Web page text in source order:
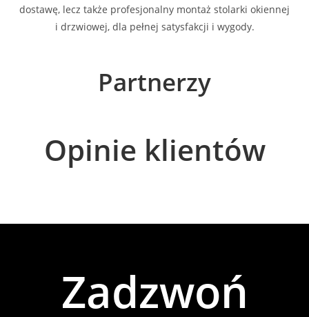
dostawę, lecz także profesjonalny montaż stolarki okiennej
i drzwiowej, dla pełnej satysfakcji i wygody.
Partnerzy
Opinie klientów
Zadzwoń